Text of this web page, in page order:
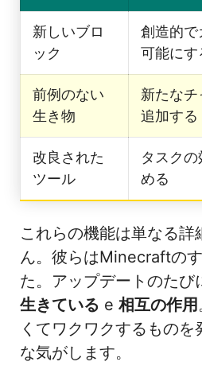
新しいブロ
ック
創造的で
可能にす
前例のない
生き物
新たなチ
追加する
改良された
ツール
タスク
める
これらの機能は単なる詳
ん。彼らはMinecraftの
た。アップデートのたび
生きている e 相互の作用
くてワクワクするものを
な気がします。